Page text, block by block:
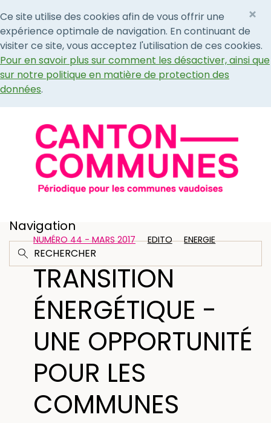
Ce site utilise des cookies afin de vous offrir une
expérience optimale de navigation. En continuant de
visiter ce site, vous acceptez l'utilisation de ces cookies.
Pour en savoir plus sur comment les désactiver, ainsi que
sur notre politique en matière de protection des
données.
×
Navigation
NUMÉRO 44 - MARS 2017 EDITO ENERGIE
TRANSITION
ÉNERGÉTIQUE -
UNE OPPORTUNITÉ
POUR LES
COMMUNES